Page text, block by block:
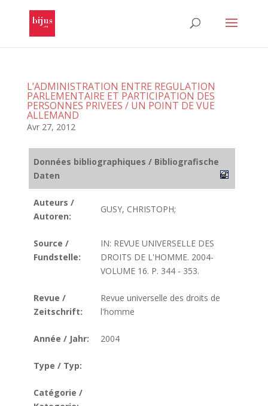
L’ADMINISTRATION ENTRE REGULATION
PARLEMENTAIRE ET PARTICIPATION DES
PERSONNES PRIVEES / UN POINT DE VUE
ALLEMAND
Avr 27, 2012
Données bibliographiques / Bibliografische
Daten
Auteurs /
Autoren:
GUSY, CHRISTOPH;
Source /
Fundstelle:
IN: REVUE UNIVERSELLE DES
DROITS DE L'HOMME. 2004-
VOLUME 16. P. 344 - 353.
Revue /
Zeitschrift:
Revue universelle des droits de
l'homme
Année / Jahr: 2004
Type / Typ:
Catégorie /